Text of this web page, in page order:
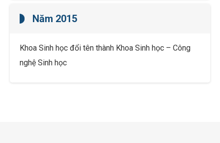
Năm 2015
Khoa Sinh học đổi tên thành Khoa Sinh học – Công
nghệ Sinh học